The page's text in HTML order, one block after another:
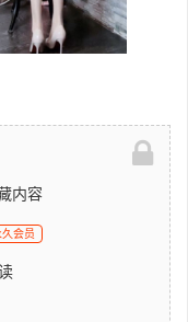
内容
久会员